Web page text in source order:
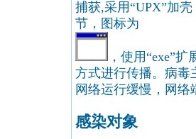
捕获,采用“UPX”加
节，图标为
，使用“exe”
方式进行传播。病毒
网络运行缓慢，网
感染对象